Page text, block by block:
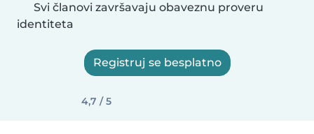
Svi članovi završavaju obaveznu proveru
identiteta
Registruj se besplatno
4,7 / 5